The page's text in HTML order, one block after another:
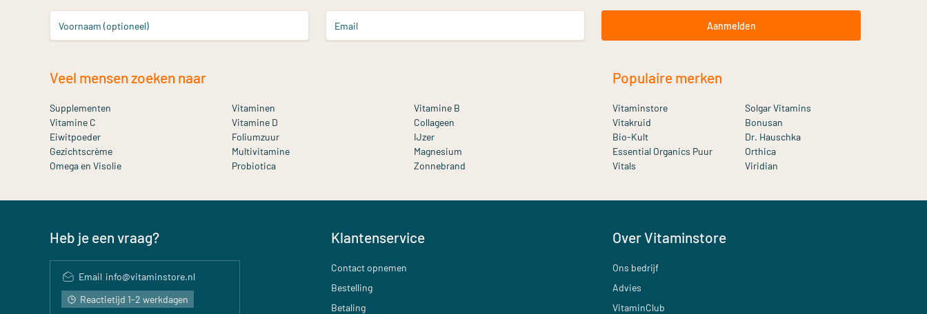
Voornaam (optioneel) Email Aanmelden
Veel mensen zoeken naar
Supplementen Vitaminen
Vitamine B
Vitamine C
Vitamine D
Collageen
Eiwitpoeder
Foliumzuur
IJzer
Gezichtscrème
Multivitamine
Magnesium
Omega en Visolie
Probiotica Zonnebrand
Populaire merken
Vitaminstore
Solgar Vitamins
Vitakruid
Bonusan
Bio-Kult
Dr. Hauschka
Essential Organics Puur
Orthica
Vitals
Viridian
Heb je een vraag?
Email info@vitaminstore.nl
Reactietijd 1-2 werkdagen
Klantenservice
Contact opnemen
Bestelling
Betaling
Over Vitaminstore
Ons bedrijf
Advies
VitaminClub